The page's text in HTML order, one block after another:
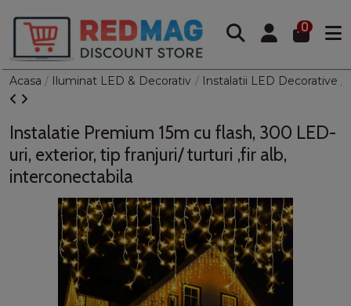
0
Acasa Iluminat LED & Decorativ Instalatii LED Decorative
Instalatie Premium 15m cu flash, 300 LED-
uri, exterior, tip franjuri/ turturi ,fir alb,
interconectabila